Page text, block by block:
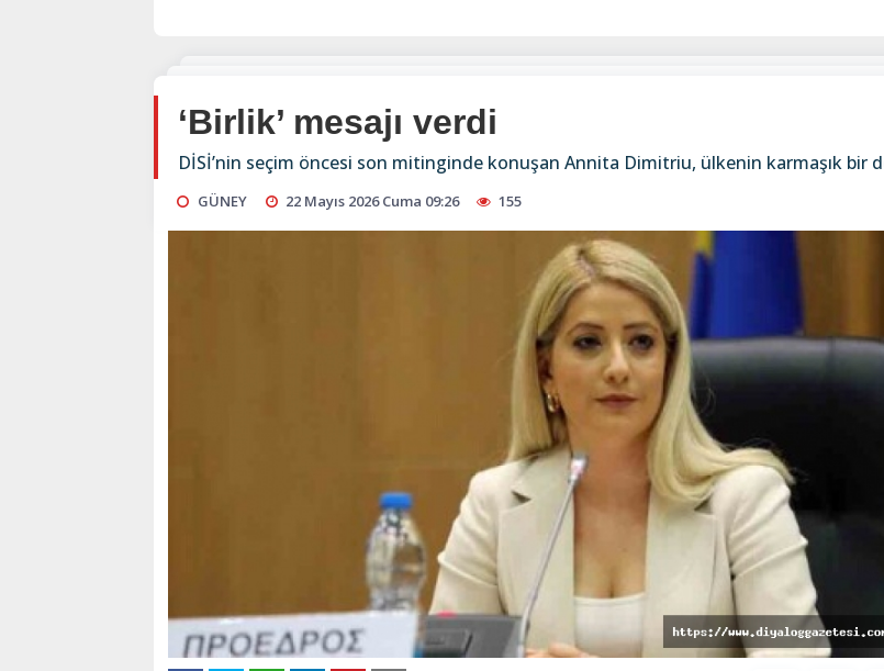
‘Birlik’ mesajı verdi
DİSİ’nin seçim öncesi son mitinginde konuşan Annita Dimitriu, ülkenin karmaşık bir
GÜNEY 22 Mayıs 2026 Cuma 09:26 155